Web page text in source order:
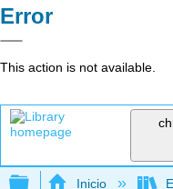
Error
This action is not available.
Expandir/
Inicio